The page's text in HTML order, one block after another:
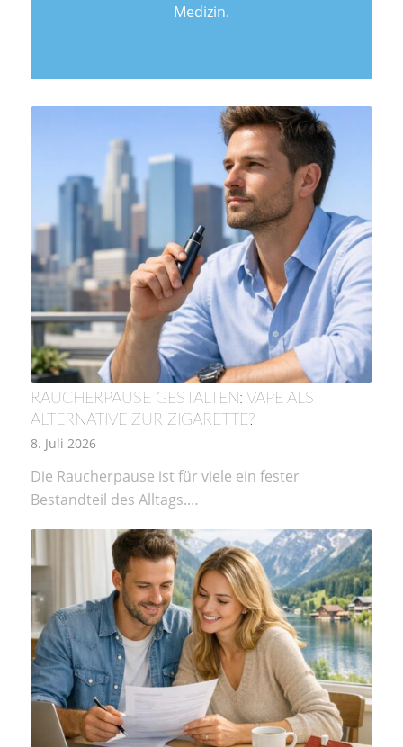
Medizin.
RAUCHERPAUSE GESTALTEN: VAPE ALS
ALTERNATIVE ZUR ZIGARETTE?
8. Juli 2026
Die Raucherpause ist für viele ein fester
Bestandteil des Alltags.…